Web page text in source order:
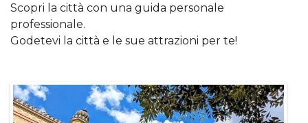
Scopri la città con una guida personale
professionale.
Godetevi la città e le sue attrazioni per te!